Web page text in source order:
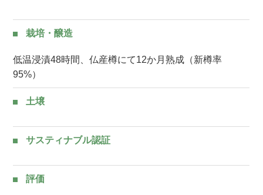
栽培・醸造
低温浸漬48時間、仏産樽にて12か月熟成（新樽率
95%）
土壌
サスティナブル認証
評価